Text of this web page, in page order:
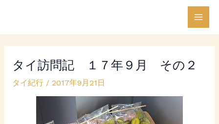
を
ス
タイ訪問記 １７年９月 その２
タイ紀行/ 2017年9月21日